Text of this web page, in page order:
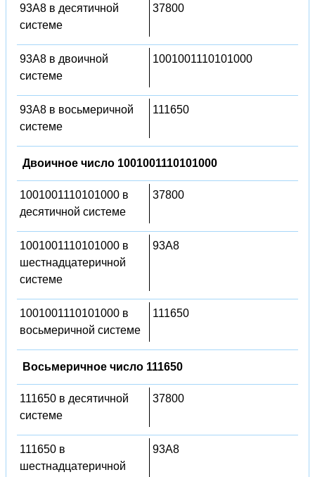
93A8 в десятичной
системе
37800
93A8 в двоичной
системе
1001001110101000
93A8 в восьмеричной
системе
111650
Двоичное число 1001001110101000
1001001110101000 в
десятичной системе
37800
1001001110101000 в
шестнадцатеричной
системе
93A8
1001001110101000 в
восьмеричной системе
111650
Восьмеричное число 111650
111650 в десятичной
системе
37800
111650 в
шестнадцатеричной
93A8